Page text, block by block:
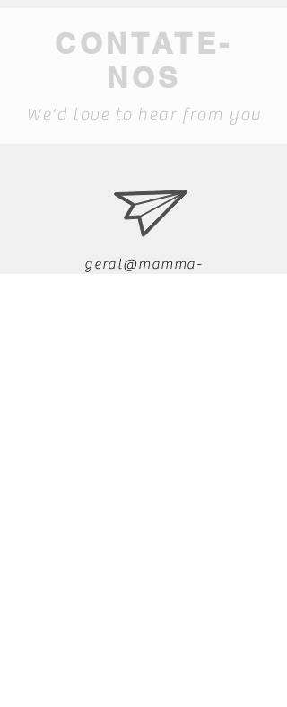
CONTATE-
NOS
We'd love to hear from you
geral@mamma-